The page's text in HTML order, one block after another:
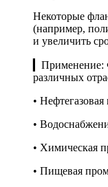
Некоторые
(например,
и увеличить
различных
•
•
• Химическая
• Пищевая